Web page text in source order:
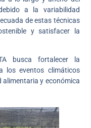
a la variabilidad
de estas técnicas
y satisfacer la
busca fortalecer la
los eventos climáticos
alimentaria y económica